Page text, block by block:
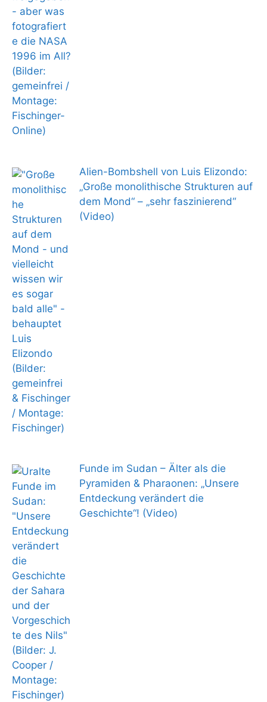
Alien-Bombshell von Luis Elizondo:
„Große monolithische Strukturen auf
dem Mond“ – „sehr faszinierend“
(Video)
Funde im Sudan – Älter als die
Pyramiden & Pharaonen: „Unsere
Entdeckung verändert die
Geschichte“! (Video)